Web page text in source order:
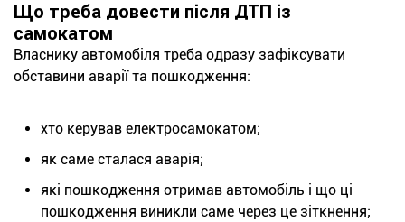
Що треба довести після ДТП із
самокатом
Власнику автомобіля треба одразу зафіксувати
обставини аварії та пошкодження:
хто керував електросамокатом;
як саме сталася аварія;
які пошкодження отримав автомобіль і що ці
пошкодження виникли саме через це зіткнення;